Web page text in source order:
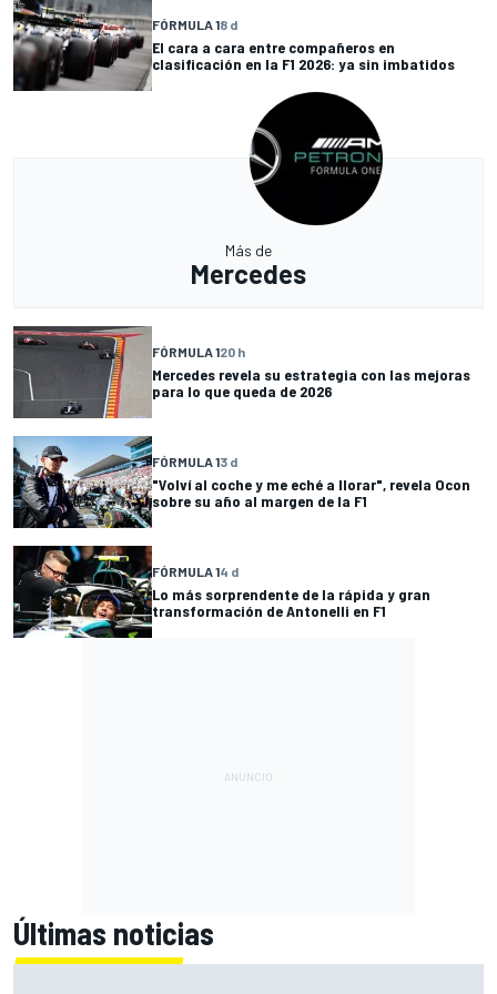
FÓRMULA 18 d
El cara a cara entre compañeros en
clasificación en la F1 2026: ya sin imbatidos
Más de
Mercedes
FÓRMULA 120 h
Mercedes revela su estrategia con las mejoras
para lo que queda de 2026
FÓRMULA 13 d
"Volví al coche y me eché a llorar", revela Ocon
sobre su año al margen de la F1
FÓRMULA 14 d
Lo más sorprendente de la rápida y gran
transformación de Antonelli en F1
Últimas noticias